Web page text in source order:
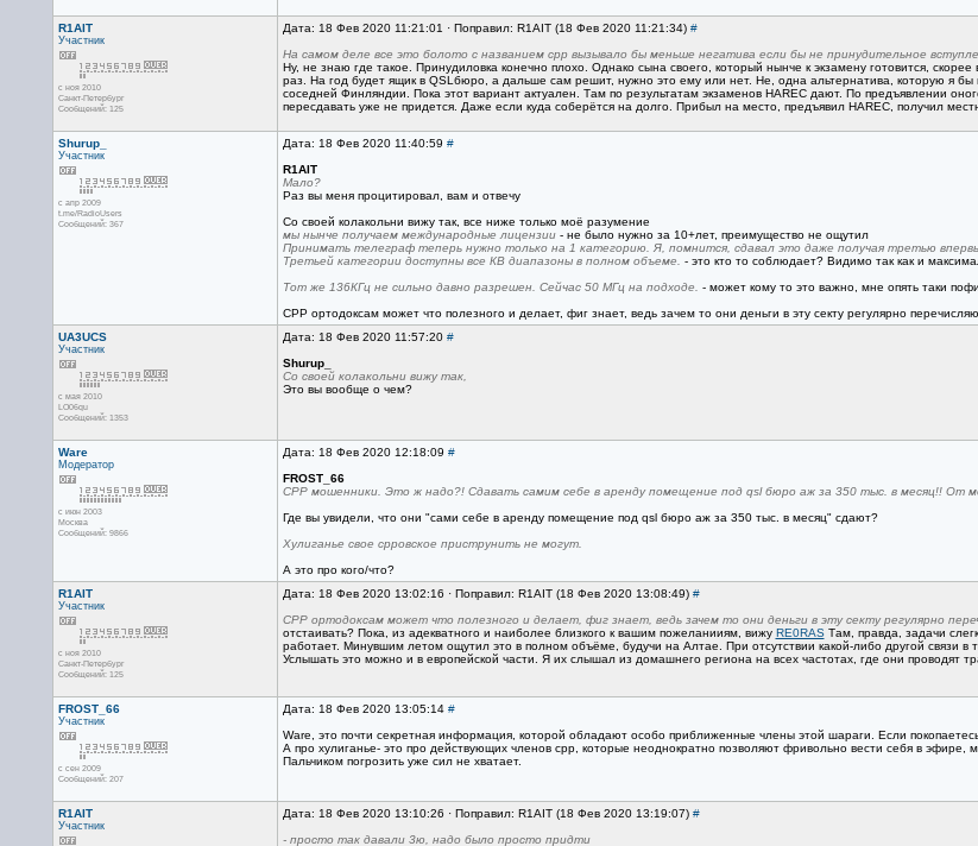
R1AIT
Участник
с ноя 2010
Санкт-Петербург
Сообщений: 125
Дата: 18 Фев 2020 11:21:01 · Поправил: R1AIT (18 Фев 2020 11:21:34) #
На самом деле все это болото с названием срр вызывало бы меньше негатива если бы не принудительное
Ну, не знаю где такое. Принудиловка конечно плохо. Однако сына своего, который нынче к экзамену готовится,
раз. На год будет ящик в QSLбюро, а дальше сам решит, нужно это ему или нет. Не, одна альтернатива, которую я бы
соседней Финляндии. Пока этот вариант актуален. Там по результатам экзаменов HAREC дают. По предъявлении
пересдавать уже не придется. Даже если куда соберётся на долго. Прибыл на место, предъявил HAREC, получил
Shurup_
Участник
с апр 2009
t.me/RadioUsers
Сообщений: 367
Дата: 18 Фев 2020 11:40:59 #
R1AIT
Мало?
Раз вы меня процитировал, вам и отвечу
Со своей колакольни вижу так, все ниже только моё разумение
мы нынче получаем международные лицензии- не было нужно за 10+лет, преимущество не ощутил
Принимать телеграф теперь нужно только на 1 категорию. Я, помнится, сдавал это даже получая третью
Третьей категории доступны все КВ диапазоны в полном объеме. - это кто то соблюдает? Видимо так как и
Тот же 136КГц не сильно давно разрешен. Сейчас 50 МГц на подходе.
- может кому то это важно, мне опять таки
СРР ортодоксам может что полезного и делает, фиг знает, ведь зачем то они деньги в эту секту регулярно
UA3UCS
Участник
с мая 2010
LO06qu
Сообщений: 1353
Дата: 18 Фев 2020 11:57:20 #
Shurup_
Со своей колакольни вижу так,
Это вы вообще о чем?
Ware
Модератор
с июн 2003
Москва
Сообщений: 9866
Дата: 18 Фев 2020 12:18:09 #
FROST_66
СРР мошенники. Это ж надо?! Сдавать самим себе в аренду помещение под qsl бюро аж за 350 тыс. в месяц!! От
Где вы увидели, что они "сами себе в аренду помещение под qsl бюро аж за 350 тыс. в месяц" сдают?
Хулиганье свое срровское приструнить не могут.
А это про кого/что?
R1AIT
Участник
с ноя 2010
Санкт-Петербург
Сообщений: 125
Дата: 18 Фев 2020 13:02:16 · Поправил: R1AIT (18 Фев 2020 13:08:49) #
СРР ортодоксам может что полезного и делает, фиг знает, ведь зачем то они деньги в эту секту регулярно
отстаивать? Пока, из адекватного и наиболее близкого к вашим пожеланииям, вижу RE0RASТам, правда, задачи
работает. Минувшим летом ощутил это в полном объёме, будучи на Алтае. При отсутствии какой-либо другой связи
Услышать это можно и в европейской части. Я их слышал из домашнего региона на всех частотах, где они проводят
FROST_66
Участник
с сен 2009
Сообщений: 207
Дата: 18 Фев 2020 13:05:14 #
Ware, это почти секретная информация, которой обладают особо приближенные члены этой шараги. Если
А про хулиганье- это про действующих членов срр, которые неоднократно позволяют фривольно вести себя в эфире,
Пальчиком погрозить уже сил не хватает.
R1AIT
Участник
Дата: 18 Фев 2020 13:10:26 · Поправил: R1AIT (18 Фев 2020 13:19:07) #
- просто так давали 3ю, надо было просто придти